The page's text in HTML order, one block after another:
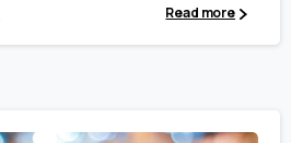
Read more